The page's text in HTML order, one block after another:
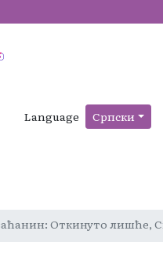
Language Српски
Откинуто лишће,